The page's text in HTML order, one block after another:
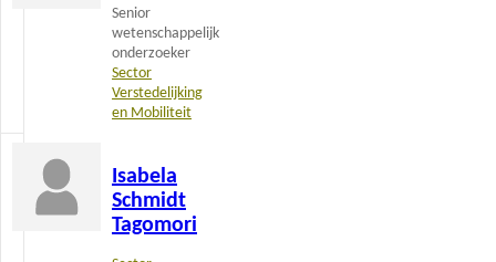
Senior
wetenschappelijk
onderzoeker
Sector
Verstedelijking
en Mobiliteit
Isabela
Schmidt
Tagomori